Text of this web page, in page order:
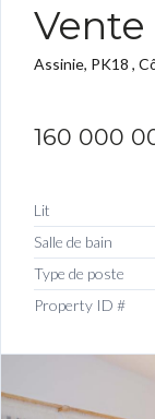
Vente
Assinie, PK18 ,
160 000
Lit
Salle de bain
Type de poste
Property ID #